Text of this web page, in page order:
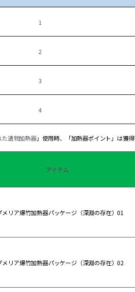
1
2
3
4
遺物加熱器」使用時、「加熱器ポイント」は獲
アイテム
メリア爆竹加熱器パッケージ（深淵の存在）01
メリア爆竹加熱器パッケージ（深淵の存在）02